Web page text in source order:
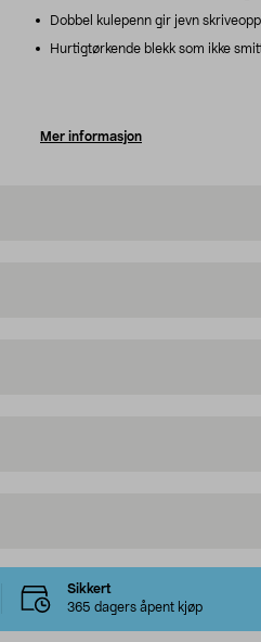
Dobbel kulepenn gir jevn
Hurtigtørkende blekk som ikke
Mer informasjon
Sikkert
365 dagers åpent kjøp